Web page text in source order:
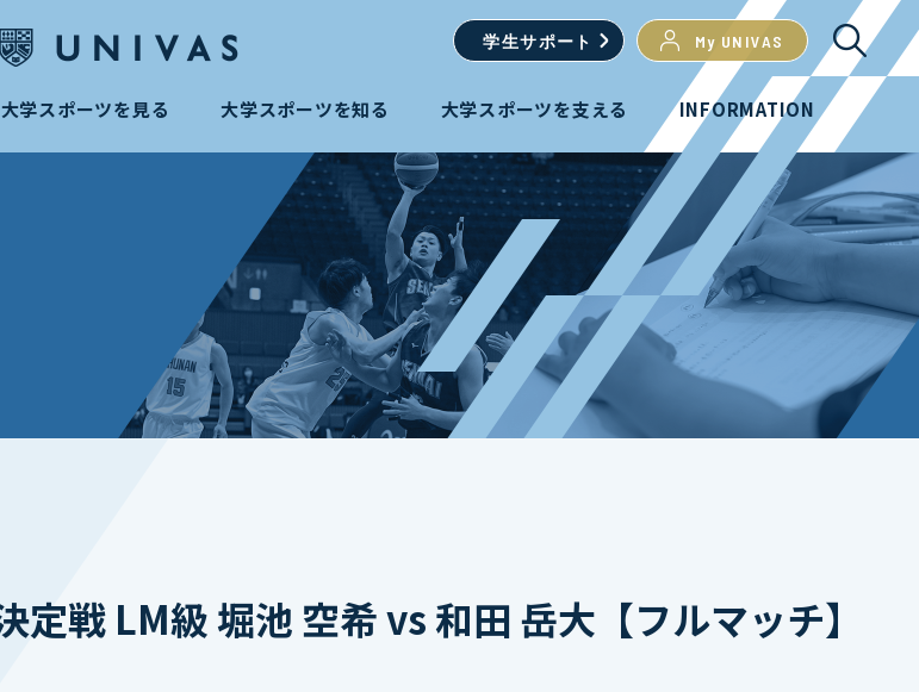
学生サポート My UNIVAS
大学スポーツを見る 大学スポーツを知る 大学スポーツを支える INFORMATION
戦 LM級 堀池 空希 vs 和田 岳大【フルマッチ】